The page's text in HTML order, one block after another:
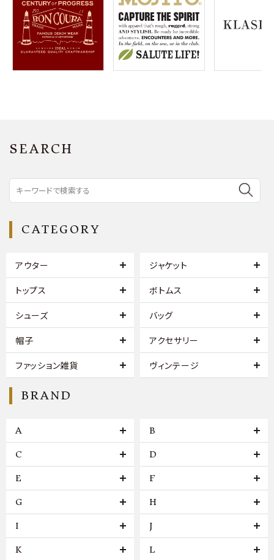
meeting_room ログイン 会員登録
SEARCH
CATEGORY
アウター ジャケット
トップス ボトムス
シューズ バッグ
帽子 アクセサリー
ファッション雑貨 ヴィンテージ
BRAND
A B
C D
E F
G H
I J
K L